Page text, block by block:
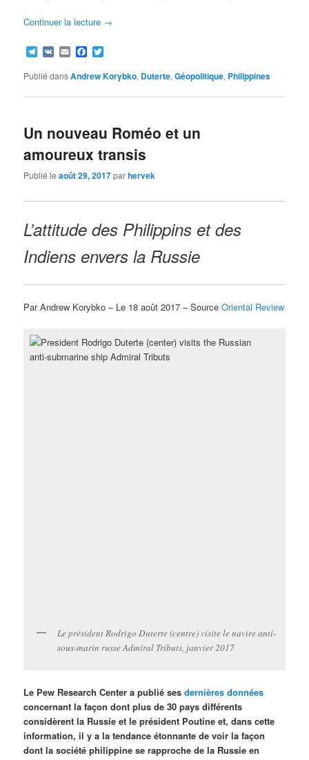
Continuer la lecture →
Telegram
VK EmailFacebook
Publié dansAndrew Korybko, Duterte,Géopolitique, Philippines
Un nouveau Roméo et un
amoureux transis
Publié leaoût 29, 2017parhervek
L’attitude des Philippins et des
Indiens envers la Russie
Par Andrew Korybko – Le 18 août 2017 – SourceOriental Review
Le président Rodrigo Duterte (centre) visite le navire anti-
sous-marin russe Admiral Tributs, janvier 2017
Le Pew Research Center a publié sesdernières données
concernant la façon dont plus de 30 pays différents
considèrent la Russie et le président Poutine et, dans cette
information, il y a la tendance étonnante de voir la façon
dont la société philippine se rapproche de la Russie en